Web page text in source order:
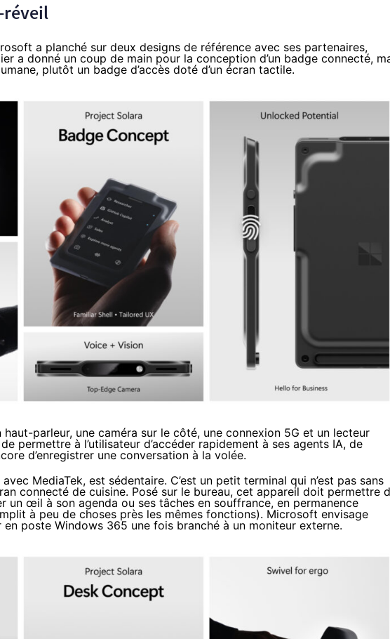
réveil
a planché sur deux designs de référence avec ses partenaires,
a donné un coup de main pour la conception d’un badge connecté,
, plutôt un badge d’accès doté d’un écran tactile.
haut-parleur, une caméra sur le côté, une connexion 5G et un lecteur
permettre à l’utilisateur d’accéder rapidement à ses agents IA, de
d’enregistrer une conversation à la volée.
MediaTek, est sédentaire. C’est un petit terminal qui n’est pas sans
connecté de cuisine. Posé sur le bureau, cet appareil doit permettre
un œil à son agenda ou ses tâches en souffrance, en permanence
à peu de choses près les mêmes fonctions). Microsoft envisage
en poste Windows 365 une fois branché à un moniteur externe.